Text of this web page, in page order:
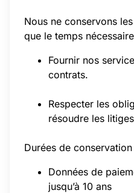
Nous ne conservons
que le temps
Fournir nos
contrats.
Respecter les
résoudre les
Durées de
Données de
jusqu’à 10 ans